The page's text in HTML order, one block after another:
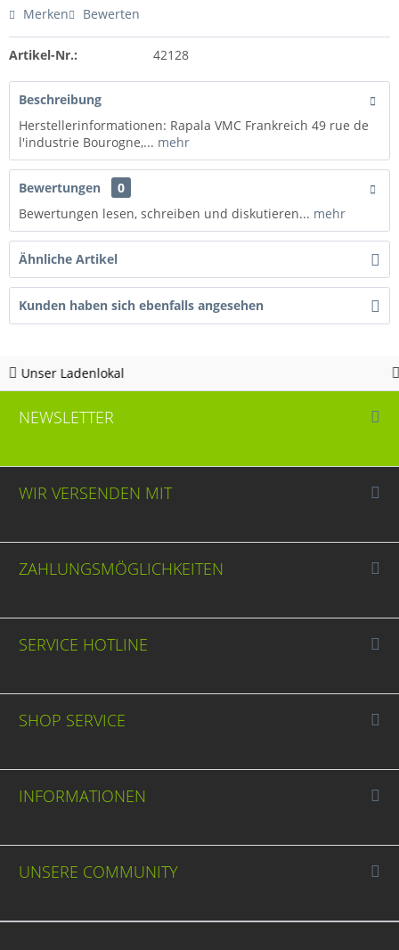
Merken Bewerten
Artikel-Nr.: 42128
Beschreibung
Herstellerinformationen: Rapala VMC Frankreich 49 rue de
l'industrie Bourogne,... mehr
Bewertungen
0
Bewertungen lesen, schreiben und diskutieren... mehr
Ähnliche Artikel
Kunden haben sich ebenfalls angesehen
Hotline 05963 -
NEWSLETTER
WIR VERSENDEN MIT
ZAHLUNGSMÖGLICHKEITEN
SERVICE HOTLINE
SHOP SERVICE
INFORMATIONEN
UNSERE COMMUNITY